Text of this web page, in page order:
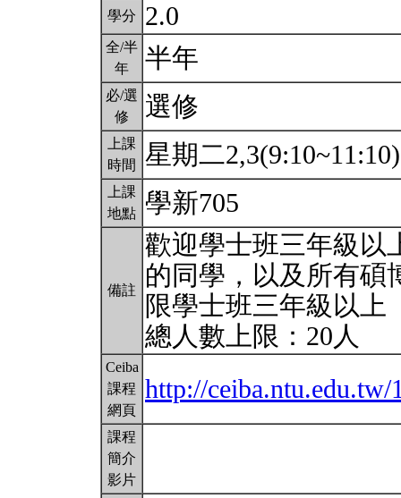
學分 2.0
全/半
年
半年
必/選
修
選修
上課
時間
星期二
上課
地點
學新705
備註
歡迎學士班三年級以
的同學，以及所有碩
限學士班三年級以上
總人數上限：20人
Ceiba
課程
網頁
http://
課程
簡介
影片